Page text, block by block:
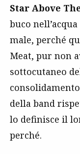
Star Above
buco
male, perché
Meat, pur non
sottocutaneo
della band
lo definisce il
perché.